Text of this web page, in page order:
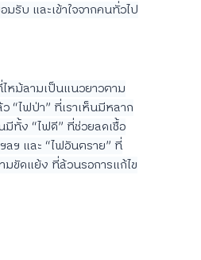
รับ และเข้าใจจากคนทั่วไป
หม้ลามเป็นแนวยาวตาม
“ไฟป่า” ที่เราเห็นมีหลาก
ทั้ง “ไฟดี” ที่ช่วยลดเชื้อ
ฯ และ “ไฟอันตราย” ที่
มขัดแย้ง ที่ล้วนรอการแก้ไข